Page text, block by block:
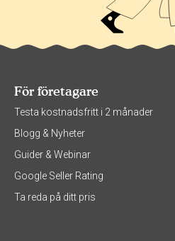
För företagare
Testa kostnadsfritt i 2 månader
Blogg & Nyheter
Guider & Webinar
Google Seller Rating
Ta reda på ditt pris